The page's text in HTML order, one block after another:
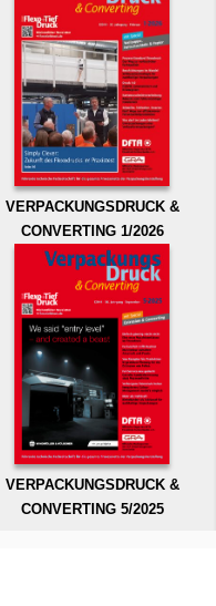
VERPACKUNGSDRUCK &
CONVERTING 1/2026
VERPACKUNGSDRUCK &
CONVERTING 5/2025